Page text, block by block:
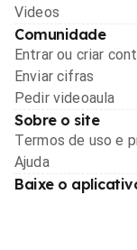
Videos
Comunidade
Entrar ou criar
Enviar cifras
Pedir videoaula
Sobre o site
Termos de uso e
Ajuda
Baixe o